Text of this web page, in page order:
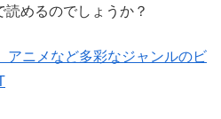
めるのでしょうか？
アニメなど多彩なジャンルのビ